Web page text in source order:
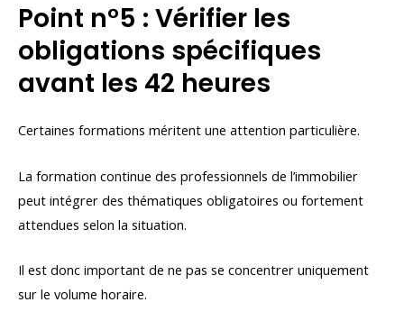
Point n°5 : Vérifier les
obligations spécifiques
avant les 42 heures
Certaines formations méritent une attention particulière.
La formation continue des professionnels de l’immobilier
peut intégrer des thématiques obligatoires ou fortement
attendues selon la situation.
Il est donc important de ne pas se concentrer uniquement
sur le volume horaire.